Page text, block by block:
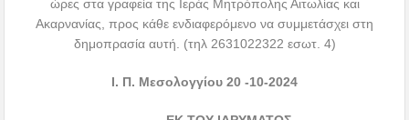
ώρες στα γραφεία της Ιεράς Μητρόπολης Αιτωλίας και
Ακαρνανίας, προς κάθε ενδιαφερόμενο να συμμετάσχει στη
δημοπρασία αυτή. (τηλ 2631022322 εσωτ. 4)
Ι. Π. Μεσολογγίου 20 -10-2024